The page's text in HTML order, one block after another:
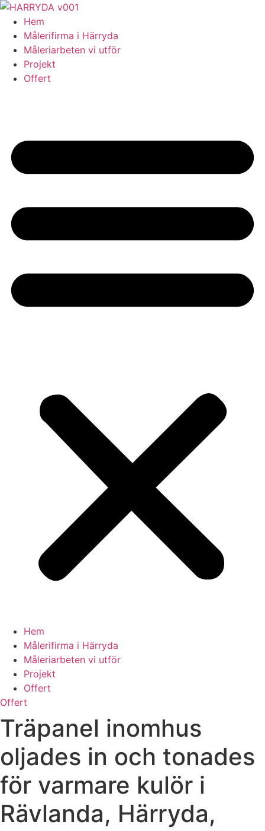
Skip
content
Hem
Målerifirma i Härryda
Måleriarbeten vi utför
Projekt
Offert
Hem
Målerifirma i Härryda
Måleriarbeten vi utför
Projekt
Offert
Offert
Träpanel inomhus
oljades in och tonades
för varmare kulör i
Rävlanda, Härryda,